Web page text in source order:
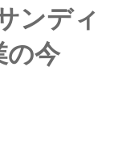
ンディ
の今